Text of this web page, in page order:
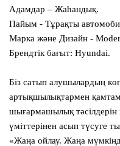
Адамдар – Жаһандық.
Пайым - Тұрақты
Марка және Дизайн -
Брендтік бағыт: Hyundai.
Біз сатып алушылардың
артықшылықтармен
шығармашылық
үміттерінен асып түсуге
«Жаңа ойлау. Жаңа